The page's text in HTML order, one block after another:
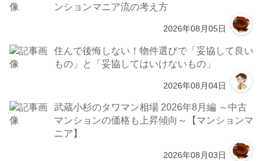
ンションマニア流の考え方
2026年08月05日
住んで後悔しない！物件選びで「妥協して良い
もの」と「妥協してはいけないもの」
2026年08月04日
武蔵小杉のタワマン相場 2026年8月編 ～中古
マンションの価格も上昇傾向～【マンションマ
ニア】
2026年08月03日